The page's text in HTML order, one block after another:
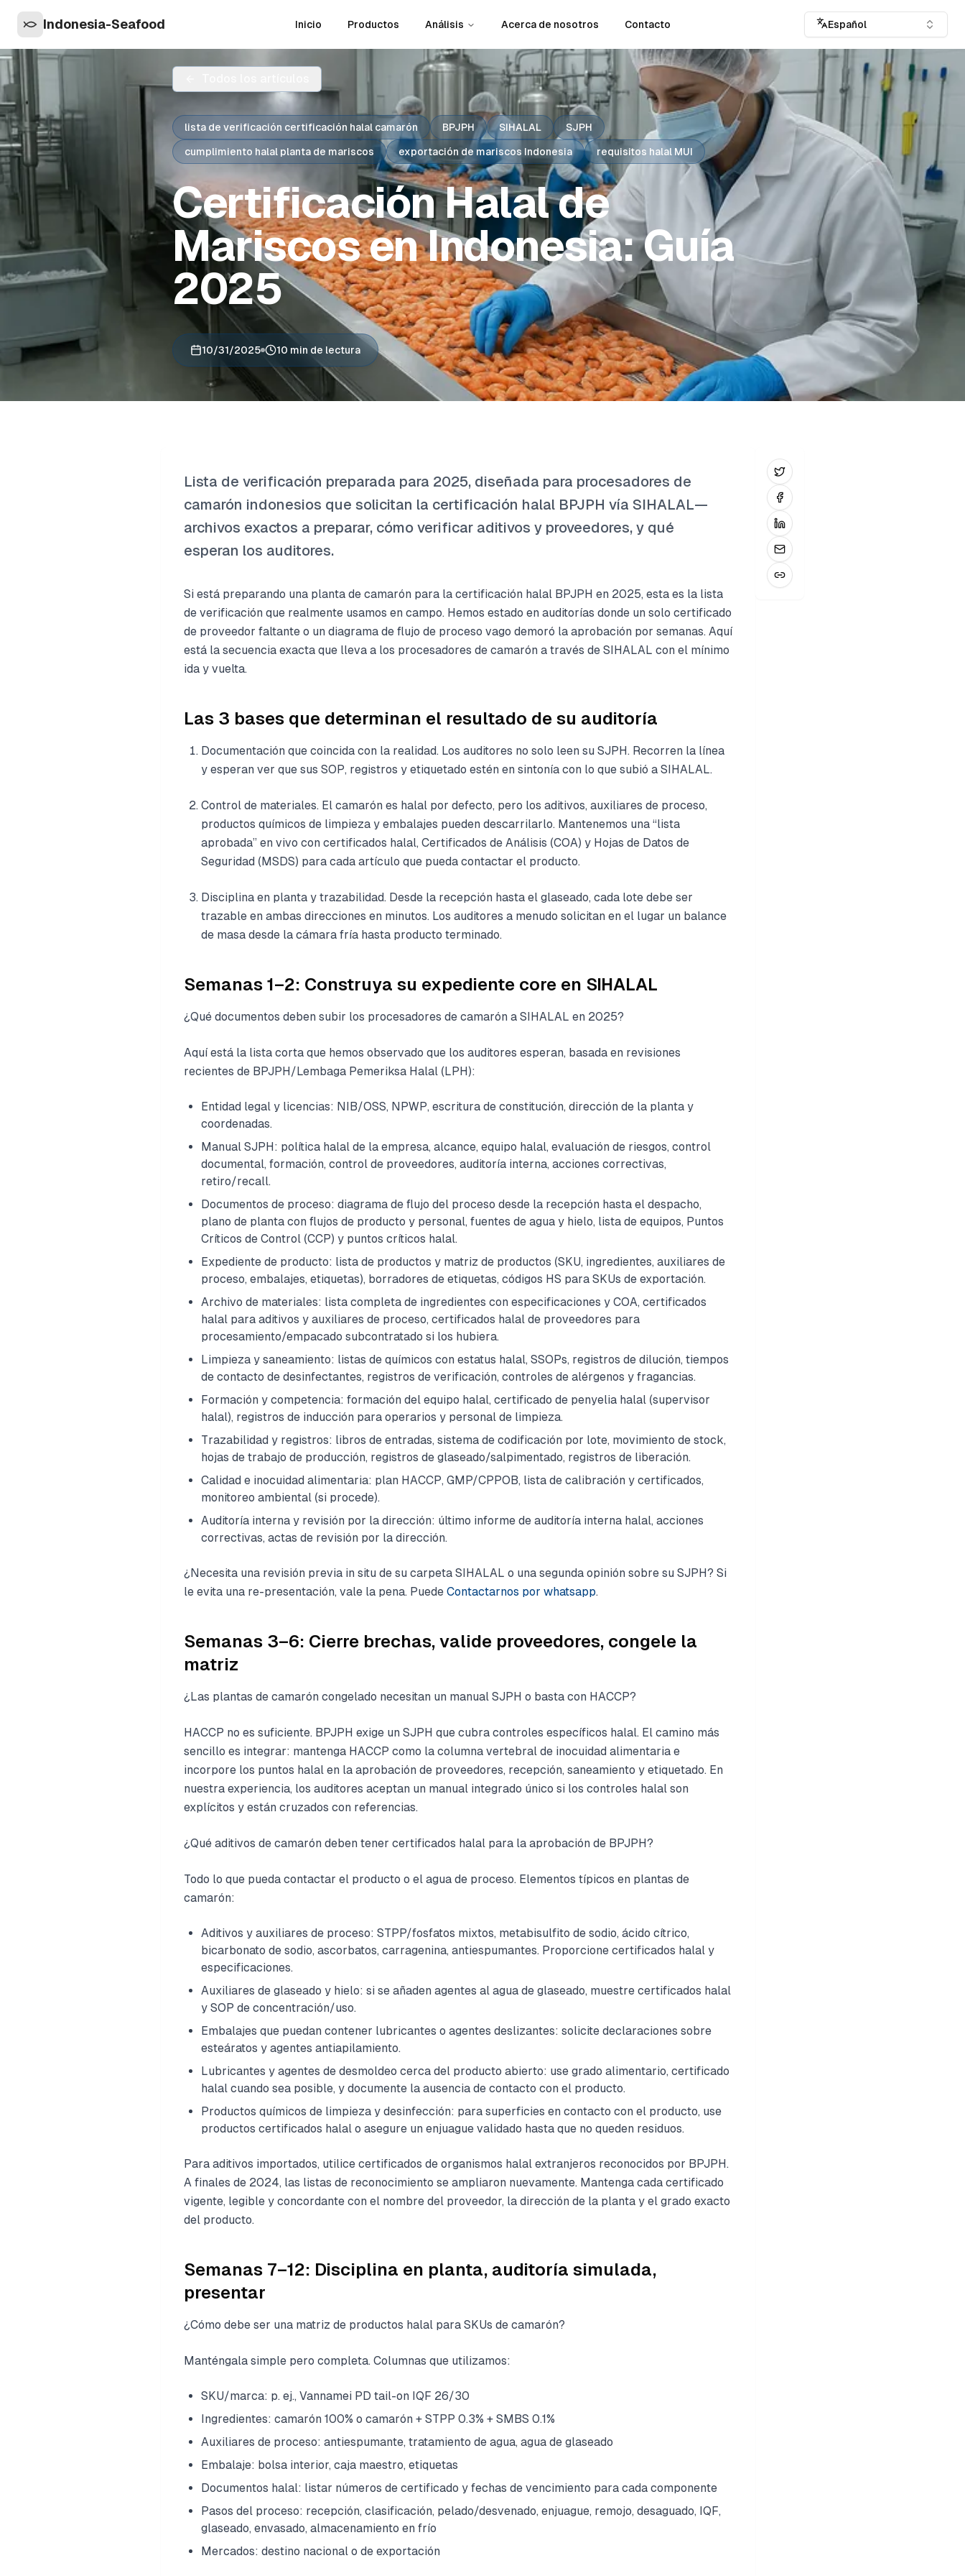
Indonesia-Seafood Inicio Productos Análisis Acerca de nosotros Contacto Español
lista de verificación certificación halal camarón BPJPH SIHALAL SJPH
cumplimiento halal planta de mariscos exportación de mariscos Indonesia requisitos halal MUI
Certificación Halal de
Mariscos en Indonesia: Guía
2025
10/31/2025 10 min de lectura
Lista de verificación preparada para 2025, diseñada para procesadores de
camarón indonesios que solicitan la certificación halal BPJPH vía SIHALAL—
archivos exactos a preparar, cómo verificar aditivos y proveedores, y qué
esperan los auditores.
Si está preparando una planta de camarón para la certificación halal BPJPH en 2025, esta es la lista
de verificación que realmente usamos en campo. Hemos estado en auditorías donde un solo certificado
de proveedor faltante o un diagrama de flujo de proceso vago demoró la aprobación por semanas. Aquí
está la secuencia exacta que lleva a los procesadores de camarón a través de SIHALAL con el mínimo
ida y vuelta.
Las 3 bases que determinan el resultado de su auditoría
Documentación que coincida con la realidad. Los auditores no solo leen su SJPH. Recorren la línea
y esperan ver que sus SOP, registros y etiquetado estén en sintonía con lo que subió a SIHALAL.
Control de materiales. El camarón es halal por defecto, pero los aditivos, auxiliares de proceso,
productos químicos de limpieza y embalajes pueden descarrilarlo. Mantenemos una “lista
aprobada” en vivo con certificados halal, Certificados de Análisis (COA) y Hojas de Datos de
Seguridad (MSDS) para cada artículo que pueda contactar el producto.
Disciplina en planta y trazabilidad. Desde la recepción hasta el glaseado, cada lote debe ser
trazable en ambas direcciones en minutos. Los auditores a menudo solicitan en el lugar un balance
de masa desde la cámara fría hasta producto terminado.
Semanas 1–2: Construya su expediente core en SIHALAL
¿Qué documentos deben subir los procesadores de camarón a SIHALAL en 2025?
Aquí está la lista corta que hemos observado que los auditores esperan, basada en revisiones
recientes de BPJPH/Lembaga Pemeriksa Halal (LPH):
Entidad legal y licencias: NIB/OSS, NPWP, escritura de constitución, dirección de la planta y
coordenadas.
Manual SJPH: política halal de la empresa, alcance, equipo halal, evaluación de riesgos, control
documental, formación, control de proveedores, auditoría interna, acciones correctivas,
retiro/recall.
Documentos de proceso: diagrama de flujo del proceso desde la recepción hasta el despacho,
plano de planta con flujos de producto y personal, fuentes de agua y hielo, lista de equipos, Puntos
Críticos de Control (CCP) y puntos críticos halal.
Expediente de producto: lista de productos y matriz de productos (SKU, ingredientes, auxiliares de
proceso, embalajes, etiquetas), borradores de etiquetas, códigos HS para SKUs de exportación.
Archivo de materiales: lista completa de ingredientes con especificaciones y COA, certificados
halal para aditivos y auxiliares de proceso, certificados halal de proveedores para
procesamiento/empacado subcontratado si los hubiera.
Limpieza y saneamiento: listas de químicos con estatus halal, SSOPs, registros de dilución, tiempos
de contacto de desinfectantes, registros de verificación, controles de alérgenos y fragancias.
Formación y competencia: formación del equipo halal, certificado de penyelia halal (supervisor
halal), registros de inducción para operarios y personal de limpieza.
Trazabilidad y registros: libros de entradas, sistema de codificación por lote, movimiento de stock,
hojas de trabajo de producción, registros de glaseado/salpimentado, registros de liberación.
Calidad e inocuidad alimentaria: plan HACCP, GMP/CPPOB, lista de calibración y certificados,
monitoreo ambiental (si procede).
Auditoría interna y revisión por la dirección: último informe de auditoría interna halal, acciones
correctivas, actas de revisión por la dirección.
¿Necesita una revisión previa in situ de su carpeta SIHALAL o una segunda opinión sobre su SJPH? Si
le evita una re-presentación, vale la pena. Puede Contactarnos por whatsapp.
Semanas 3–6: Cierre brechas, valide proveedores, congele la
matriz
¿Las plantas de camarón congelado necesitan un manual SJPH o basta con HACCP?
HACCP no es suficiente. BPJPH exige un SJPH que cubra controles específicos halal. El camino más
sencillo es integrar: mantenga HACCP como la columna vertebral de inocuidad alimentaria e
incorpore los puntos halal en la aprobación de proveedores, recepción, saneamiento y etiquetado. En
nuestra experiencia, los auditores aceptan un manual integrado único si los controles halal son
explícitos y están cruzados con referencias.
¿Qué aditivos de camarón deben tener certificados halal para la aprobación de BPJPH?
Todo lo que pueda contactar el producto o el agua de proceso. Elementos típicos en plantas de
camarón:
Aditivos y auxiliares de proceso: STPP/fosfatos mixtos, metabisulfito de sodio, ácido cítrico,
bicarbonato de sodio, ascorbatos, carragenina, antiespumantes. Proporcione certificados halal y
especificaciones.
Auxiliares de glaseado y hielo: si se añaden agentes al agua de glaseado, muestre certificados halal
y SOP de concentración/uso.
Embalajes que puedan contener lubricantes o agentes deslizantes: solicite declaraciones sobre
esteáratos y agentes antiapilamiento.
Lubricantes y agentes de desmoldeo cerca del producto abierto: use grado alimentario, certificado
halal cuando sea posible, y documente la ausencia de contacto con el producto.
Productos químicos de limpieza y desinfección: para superficies en contacto con el producto, use
productos certificados halal o asegure un enjuague validado hasta que no queden residuos.
Para aditivos importados, utilice certificados de organismos halal extranjeros reconocidos por BPJPH.
A finales de 2024, las listas de reconocimiento se ampliaron nuevamente. Mantenga cada certificado
vigente, legible y concordante con el nombre del proveedor, la dirección de la planta y el grado exacto
del producto.
Semanas 7–12: Disciplina en planta, auditoría simulada,
presentar
¿Cómo debe ser una matriz de productos halal para SKUs de camarón?
Manténgala simple pero completa. Columnas que utilizamos:
SKU/marca: p. ej., Vannamei PD tail-on IQF 26/30
Ingredientes: camarón 100% o camarón + STPP 0.3% + SMBS 0.1%
Auxiliares de proceso: antiespumante, tratamiento de agua, agua de glaseado
Embalaje: bolsa interior, caja maestro, etiquetas
Documentos halal: listar números de certificado y fechas de vencimiento para cada componente
Pasos del proceso: recepción, clasificación, pelado/desvenado, enjuague, remojo, desaguado, IQF,
glaseado, envasado, almacenamiento en frío
Mercados: destino nacional o de exportación